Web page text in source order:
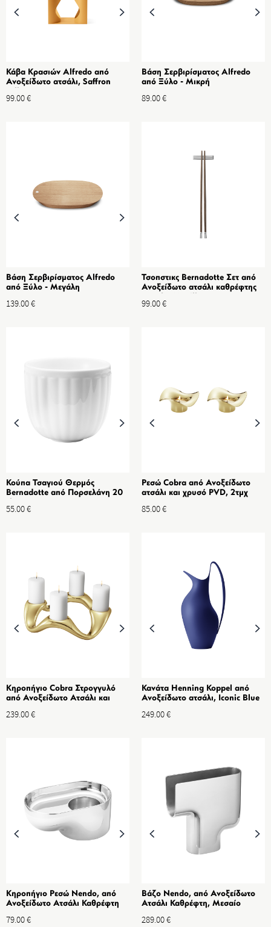
Κάβα Κρασιών Alfredo από
Ανοξείδωτο ατσάλι, Saffron
99.00€
Βάση Σερβιρίσματος Alfredo
από Ξύλο - Μικρή
89.00€
Βάση Σερβιρίσματος Alfredo
από Ξύλο - Μεγάλη
139.00€
Τσοπστικς Bernadotte Σετ από
Ανοξείδωτο ατσάλι καθρέφτης
99.00€
Κούπα Τσαγιού Θερμός
Bernadotte από Πορσελάνη 20
55.00€
Ρεσώ Cobra από Ανοξείδωτο
ατσάλι και χρυσό PVD, 2τμχ
85.00€
Κηροπήγιο Cobra Στρογγυλό
από Ανοξείδωτο Ατσάλι και
239.00€
Κανάτα Henning Koppel από
Ανοξείδωτο ατσάλι, Iconic Blue
249.00€
Κηροπήγιο Ρεσώ Nendo, από
Ανοξείδωτο Ατσάλι Καθρέφτη
79.00€
Βάζο Nendo, από Ανοξείδωτο
Ατσάλι Καθρέφτη, Μεσαίο
289.00€